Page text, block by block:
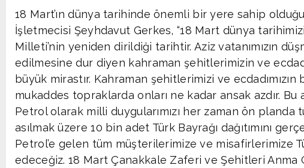
18 Mart’ın dünya tarihinde önemli bir yere sahip
İşletmecisi Şeyhdavut Gerkes, “18 Mart dünya
Milleti’nin yeniden dirildiği tarihtir. Aziz vatanımızın
edilmesine dur diyen kahraman şehitlerimizin ve
büyük mirastır. Kahraman şehitlerimizi ve
mukaddes topraklarda onları ne kadar ansak azdır.
Petrol olarak milli duygularımızı her zaman ön planda
asılmak üzere 10 bin adet Türk Bayrağı dağıtımını
Petrol’e gelen tüm müşterilerimize ve misafirlerimize
edeceğiz. 18 Mart Çanakkale Zaferi ve Şehitleri Anma